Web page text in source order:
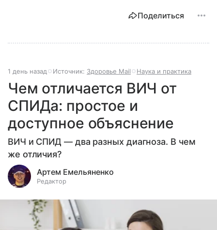
Поделиться
1 день назад Источник: Здоровье Mail Наука и практика
Чем отличается ВИЧ от
СПИДа: простое и
доступное объяснение
ВИЧ и СПИД — два разных диагноза. В чем
же отличия?
Артем Емельяненко
Редактор